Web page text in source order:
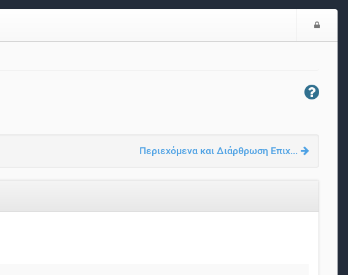
Περιεχόμενα και Διάρθρωση Επιχ...